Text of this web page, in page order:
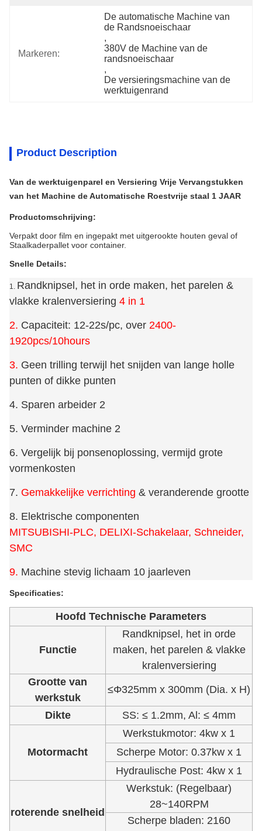
Markeren:
De automatische Machine van
de Randsnoeischaar
,
380V de Machine van de
randsnoeischaar
,
De versieringsmachine van de
werktuigenrand
Product Description
Van de werktuigenparel en Versiering Vrije Vervangstukken
van het Machine de Automatische Roestvrije staal 1 JAAR
Productomschrijving:
Verpakt door film en ingepakt met uitgerookte houten geval of
Staalkaderpallet voor container.
Snelle Details:
1. Randknipsel, het in orde maken, het parelen &
vlakke kralenversiering 4 in 1
2. Capaciteit: 12-22s/pc, over 2400-
1920pcs/10hours
3. Geen trilling terwijl het snijden van lange holle
punten of dikke punten
4. Sparen arbeider 2
5. Verminder machine 2
6. Vergelijk bij ponsenoplossing, vermijd grote
vormenkosten
7. Gemakkelijke verrichting & veranderende grootte
8. Elektrische componenten
MITSUBISHI-PLC, DELIXI-Schakelaar, Schneider,
SMC
9. Machine stevig lichaam 10 jaarleven
Specificaties:
Hoofd Technische Parameters
Functie
Randknipsel, het in orde
maken, het parelen & vlakke
kralenversiering
Grootte van
werkstuk
≤Φ325mm x 300mm (Dia. x H)
Dikte SS: ≤ 1.2mm, Al: ≤ 4mm
Motormacht
Werkstukmotor: 4kw x 1
Scherpe Motor: 0.37kw x 1
Hydraulische Post: 4kw x 1
roterende snelheid
Werkstuk: (Regelbaar)
28~140RPM
Scherpe bladen: 2160